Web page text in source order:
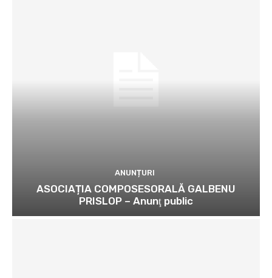
ANUNȚURI
ASOCIAȚIA COMPOSESORALĂ GALBENU
PRISLOP – Anunţ public